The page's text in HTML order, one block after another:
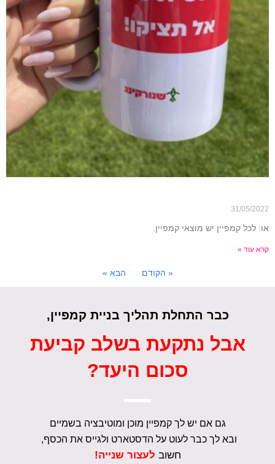
31/05/2022
או: לכל קמפיין יש מוצאי קמפיין.
קרא עוד »
« הקודם הבא »
כבר התחלת תהליך בניית קמפיין,
אבל נתקעת בשלב קביעת
סכום היעד?
גם אם יש לך קמפיין מוכן ומוטיבציה בשמיים
ובא לך כבר לעוט על הדסטארט ולגייס את הכסף,
חשוב לעצור שנייה!